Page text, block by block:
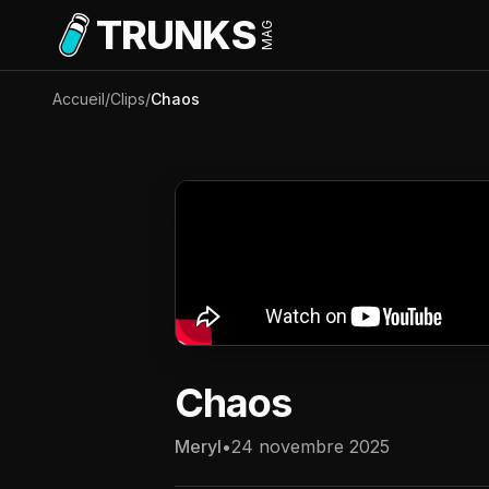
Aller au contenu principal
TRUNKSMAG
Accueil/Clips/Chaos
Chaos
Meryl•24 novembre 2025